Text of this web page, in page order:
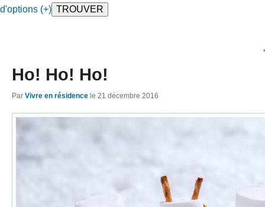
d'options (+)
Ho! Ho! Ho!
Par Vivre en résidence le 21 décembre 2016